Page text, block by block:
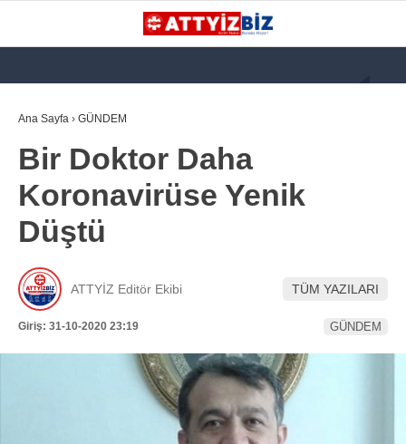
WhatsApp İhbar
Hattı
KATEGORİLER
GÜNDEM
112 ACİL
ATT
PARAMEDİK (AABT)
Ana Sayfa › GÜNDEM
Bir Doktor Daha
Koronavirüse Yenik
Düştü
ATTYİZ Editör Ekibi TÜM YAZILARI
Giriş: 31-10-2020 23:19 GÜNDEM